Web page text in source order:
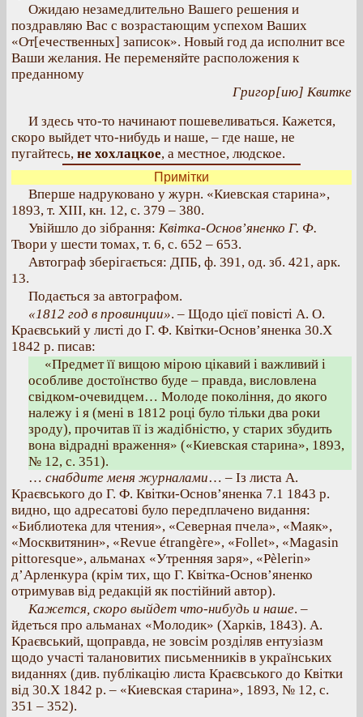
Ожидаю незамедлительно Вашего решения и
поздравляю Вас с возрастающим успехом Ваших
«От[ечественных] записок». Новый год да исполнит все
Ваши желания. Не переменяйте расположения к
преданному
Григор[ию] Квитке
И здесь что-то начинают пошевеливаться. Кажется,
скоро выйдет что-нибудь и наше, – где наше, не
пугайтесь, не хохлацкое, а местное, людское.
Примітки
Вперше надруковано у журн. «Киевская старина»,
1893, т. XIII, кн. 12, с. 379 – 380.
Увійшло до зібрання: Квітка-Основ’яненко Г. Ф.
Твори у шести томах, т. 6, с. 652 – 653.
Автограф зберігається: ДПБ, ф. 391, од. зб. 421, арк.
13.
Подається за автографом.
«1812 год в провинции». – Щодо цієї повісті А. О.
Краєвський у листі до Г. Ф. Квітки-Основ’яненка 30.Х
1842 р. писав:
«Предмет її вищою мірою цікавий і важливий і
особливе достоїнство буде – правда, висловлена
свідком-очевидцем… Молоде покоління, до якого
належу і я (мені в 1812 році було тільки два роки
зроду), прочитав її із жадібністю, у старих збудить
вона відрадні враження» («Киевская старина», 1893,
№ 12, с. 351).
… снабдите меня журналами… – Із листа А.
Краєвського до Г. Ф. Квітки-Основ’яненка 7.1 1843 р.
видно, що адресатові було передплачено видання:
«Библиотека для чтения», «Северная пчела», «Маяк»,
«Москвитянин», «Revue étrangère», «Follet», «Magasin
pittoresque», альманах «Утренняя заря», «Pèlerin»
д’Арленкура (крім тих, що Г. Квітка-Основ’яненко
отримував від редакцій як постійний автор).
Кажется, скоро выйдет что-нибудь и наше. –
йдеться про альманах «Молодик» (Харків, 1843). А.
Краєвський, щоправда, не зовсім розділяв ентузіазм
щодо участі талановитих письменників в українських
виданнях (див. публікацію листа Краєвського до Квітки
від 30.Х 1842 р. – «Киевская старина», 1893, № 12, с.
351 – 352).